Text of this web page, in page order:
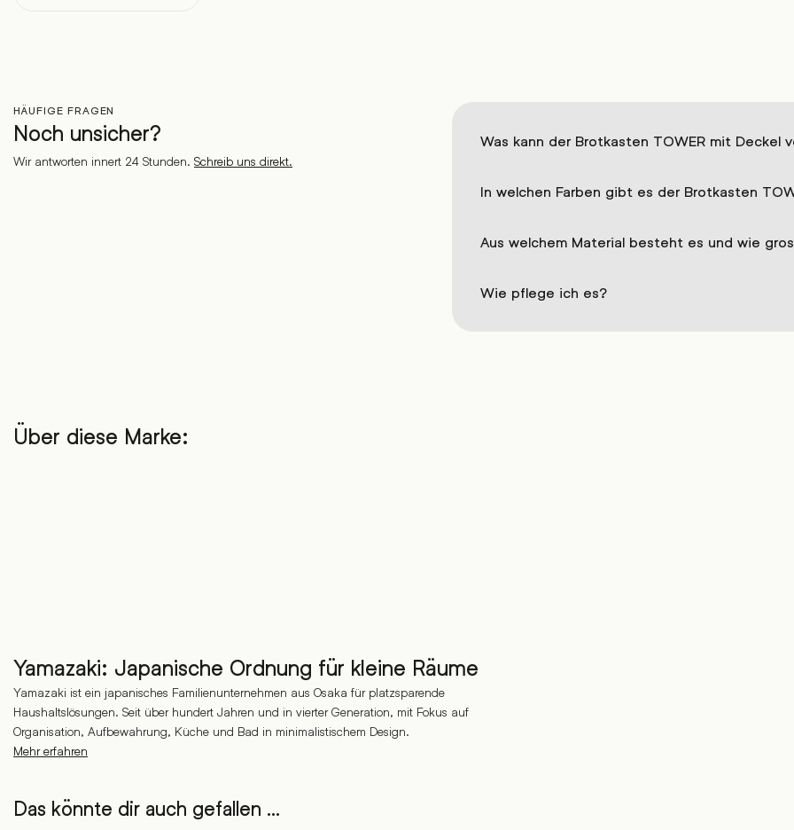
HÄUFIGE FRAGEN
Noch unsicher?
Wir antworten innert 24 Stunden. Schreib uns direkt.
Was kann der Brotkasten TOWER mit Deckel
In welchen Farben gibt es der Brotkasten
Aus welchem Material besteht es und wie
Wie pflege ich es?
Über diese Marke:
Yamazaki: Japanische Ordnung für kleine Räume
Yamazaki ist ein japanisches Familienunternehmen aus Osaka für platzsparende
Haushaltslösungen. Seit über hundert Jahren und in vierter Generation, mit Fokus auf
Organisation, Aufbewahrung, Küche und Bad in minimalistischem Design.
Mehr erfahren
Das könnte dir auch gefallen …